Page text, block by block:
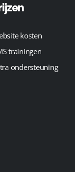
kosten
trainingen
ondersteuning